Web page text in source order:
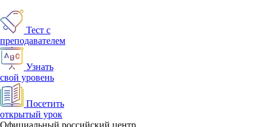
Тест с
преподавателем
Узнать
свой уровень
Посетить
открытый урок
Официальный российский центр